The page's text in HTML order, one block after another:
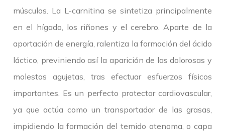
músculos. La L-carnitina se sintetiza principalmente
en el hígado, los riñones y el cerebro. Aparte de la
aportación de energía, ralentiza la formación del ácido
láctico, previniendo así la aparición de las dolorosas y
molestas agujetas, tras efectuar esfuerzos físicos
importantes. Es un perfecto protector cardiovascular,
ya que actúa como un transportador de las grasas,
impidiendo la formación del temido atenoma, o capa